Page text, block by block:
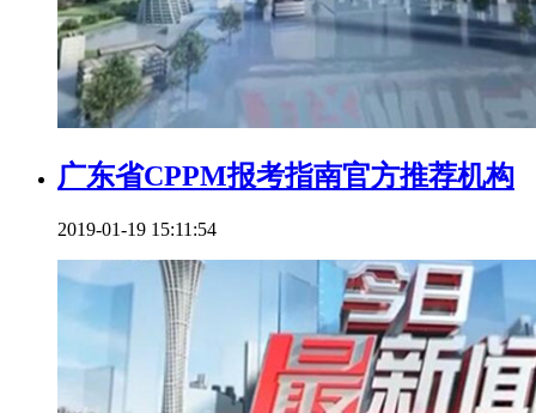
广东省CPPM报考指南官方推荐机构
2019-01-19 15:11:54